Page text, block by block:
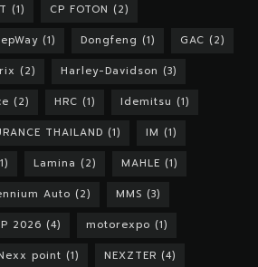
(1) CP FOTON (2)
(1) Dongfeng (1) GAC (2)
(2) Harley-Davidson (3)
(2) HRC (1) Idemitsu (1)
THAILAND (1) IM (1)
Lamina (2) MAHLE (1)
Auto (2) MMS (3)
2026 (4) motorexpo (1)
point (1) NEXZTER (4)